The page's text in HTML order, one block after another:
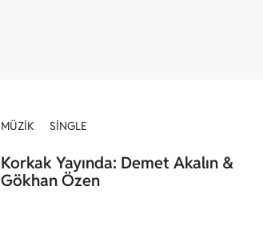
MÜZIK SINGLE
Korkak Yayında: Demet Akalın &
Gökhan Özen